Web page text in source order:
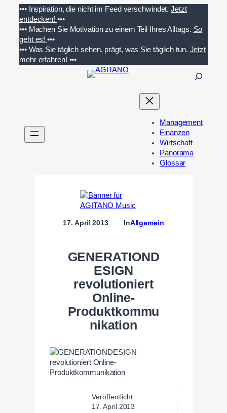
Inhalt
springen
••• Inspiration, die nicht im Feed verschwindet. Jetzt
entdecken! •••
••• Machen Sie Motivation zu einem Teil Ihres Alltags. So
geht es!•••
••• Was Sie täglich sehen, prägt, was Sie täglich tun. Jetzt
mehr erfahren! •••
n
Management
Finanzen
Wirtschaft
Panorama
Glossar
17. April 2013 InAllgemein
GENERATIOND
ESIGN
revolutioniert
Online-
Produktkommu
nikation
Veröffentlicht:
17. April 2013